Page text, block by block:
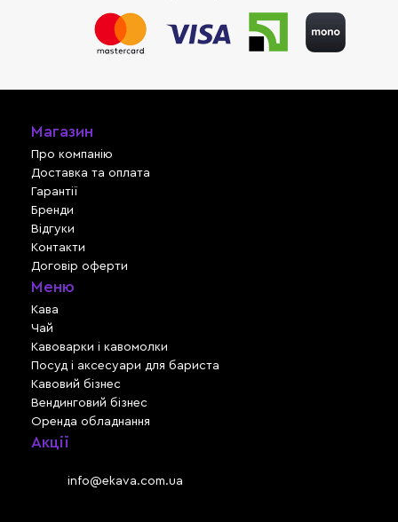
Магазин
Про компанію
Доставка та оплата
Гарантії
Бренди
Відгуки
Контакти
Договір оферти
Меню
Кава
Чай
Кавоварки і кавомолки
Посуд і аксесуари для бариста
Кавовий бізнес
Вендинговий бізнес
Оренда обладнання
Акції
info@ekava.com.ua